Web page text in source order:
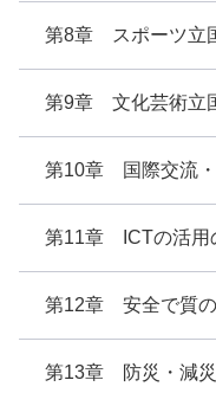
第8章 スポーツ立
第9章 文化芸術立
第10章 国際交流
第11章 ICTの活用
第12章 安全で質
第13章 防災・減